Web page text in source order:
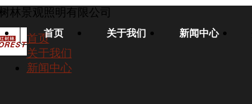
林景观照明有限公司
首页 关于我们 新闻中心
首页
关于我们
新闻中心